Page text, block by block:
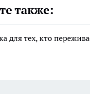
также:
для тех, кто